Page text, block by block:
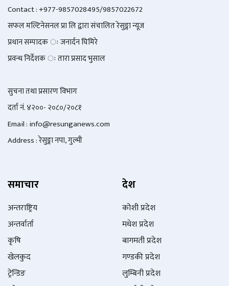
Contact : +977-9857028495/9857022672
सफल मल्टिनेसनल प्रा लि द्वारा संचालित रेसुङ्गा न्यूज
प्रधान सम्पादक ः जनार्दन घिमिरे
प्रवन्ध निर्देशक ः तारा प्रसाद भुसाल
सुचना तथा प्रसारण विभाग
दर्ता नं. ४२००- २०८०/२०८१
Email : info@resunganews.com
Address : रेसुङ्गा नपा, गुल्मी
समाचार
अन्तराष्ट्रिय
अन्तर्वार्ता
कृषि
खेलकुद
ट्रेन्डिङ
देश
कोशी प्रदेश
मधेश प्रदेश
बागमती प्रदेश
गण्डकी प्रदेश
लुम्बिनी प्रदेश